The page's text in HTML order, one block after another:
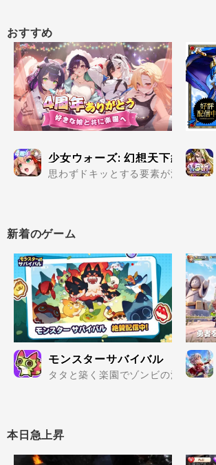
おすすめ
少女ウォーズ: 幻想天下統一戦
思わずドキッとする要素が満載の
新着のゲーム
モンスターサバイバル
タタと築く楽園でゾンビの波を迎え
本日急上昇